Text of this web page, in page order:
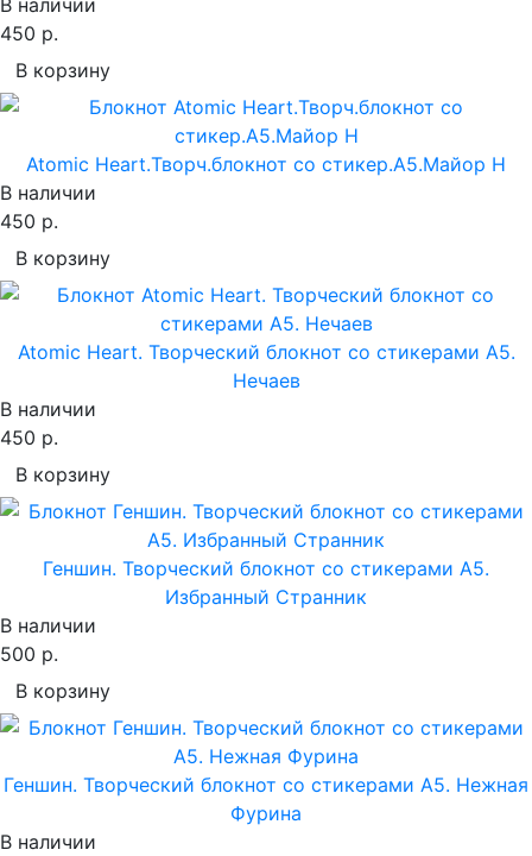
450 р.
В корзину
Atomic Heart.Творч.блокнот cо стикер.A5.Майор Н
В наличии
450 р.
В корзину
Atomic Heart. Творческий блокнот cо стикерами A5.
Нечаев
В наличии
450 р.
В корзину
Геншин. Творческий блокнот cо стикерами A5.
Избранный Странник
В наличии
500 р.
В корзину
Геншин. Творческий блокнот cо стикерами A5. Нежная
Фурина
В наличии